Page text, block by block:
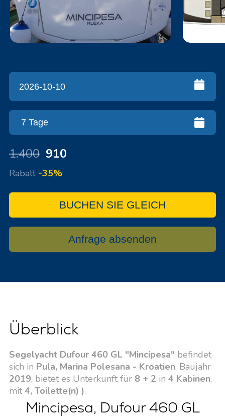
1.400 910
Rabatt -35%
BUCHEN SIE GLEICH
Anfrage absenden
Überblick
Segelyacht Dufour 460 GL "Mincipesa" befindet
sich in Pula, Marina Polesana - Kroatien. Baujahr
2019, bietet es Unterkunft für 8 + 2 in 4 Kabinen,
mit 4, Toilette(n) ).
Mincipesa, Dufour 460 GL